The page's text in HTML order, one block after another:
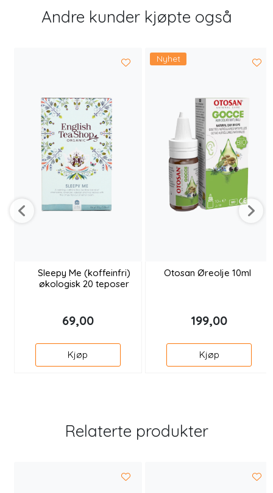
Andre kunder kjøpte også
Sleepy Me (koffeinfri)
økologisk 20 teposer
69,00
Kjøp
Nyhet
Otosan Øreolje 10ml
199,00
Kjøp
Relaterte produkter